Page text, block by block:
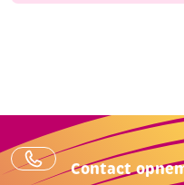
Contact